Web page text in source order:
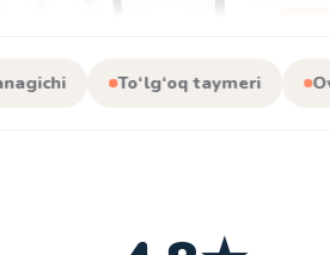
To‘lg‘oq taymeri Ovqatlanish